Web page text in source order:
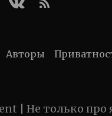
Авторы
| Не только про